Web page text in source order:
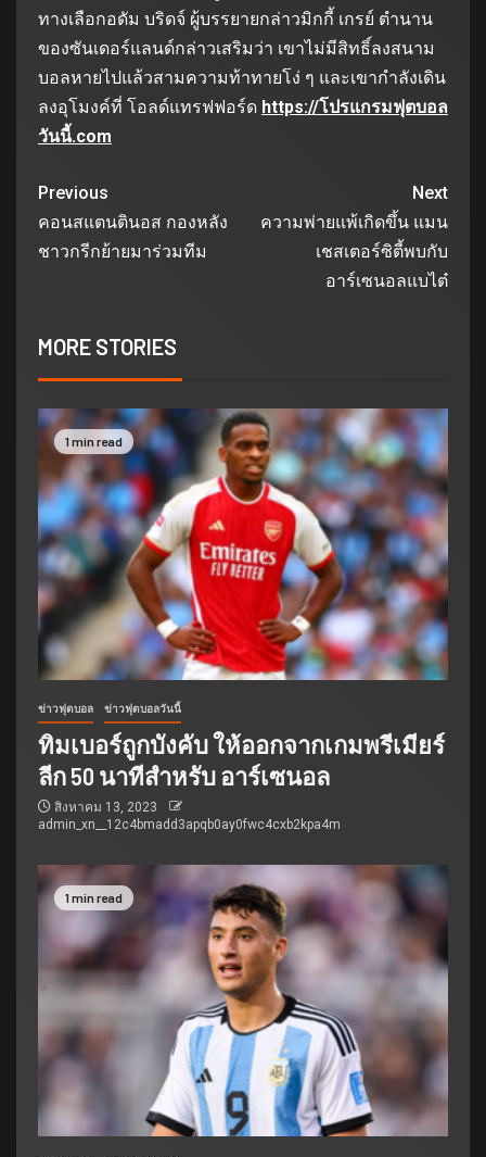
ทางเลือกอดัม บริดจ์ ผู้บรรยายกล่าวมิกกี้ เกรย์ ตำนาน
ของซันเดอร์แลนด์กล่าวเสริมว่า เขาไม่มีสิทธิ์ลงสนาม
บอลหายไปแล้วสามความท้าทายโง่ ๆ และเขากำลังเดิน
ลงอุโมงค์ที่ โอลด์แทรฟฟอร์ด https://โปรแกรมฟุตบอล
วันนี้.com
Previous
คอนสแตนตินอส กองหลัง
ชาวกรีกย้ายมาร่วมทีม
Next
ความพ่ายแพ้เกิดขึ้น แมน
เชสเตอร์ซิตี้พบกับ
อาร์เซนอลแบไต๋
MORE STORIES
1 min read
ข่าวฟุตบอล ข่าวฟุตบอลวันนี้
ทิมเบอร์ถูกบังคับ ให้ออกจากเกมพรีเมียร์
ลีก 50 นาทีสำหรับ อาร์เซนอล
สิงหาคม 13, 2023
admin_xn__12c4bmadd3apqb0ay0fwc4cxb2kpa4m
1 min read